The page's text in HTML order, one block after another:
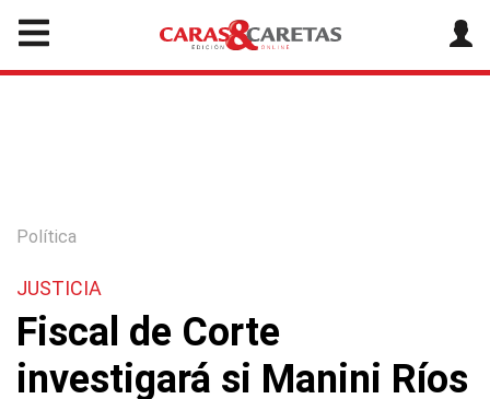
Política
JUSTICIA
Fiscal de Corte
investigará si Manini Ríos